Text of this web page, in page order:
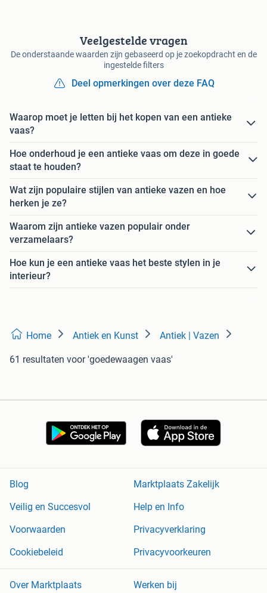
Veelgestelde vragen
De onderstaande waarden zijn gebaseerd op je zoekopdracht en de
ingestelde filters
Deel opmerkingen over deze FAQ
Waarop moet je letten bij het kopen van een antieke
vaas?
Hoe onderhoud je een antieke vaas om deze in goede
staat te houden?
Wat zijn populaire stijlen van antieke vazen en hoe
herken je ze?
Waarom zijn antieke vazen populair onder
verzamelaars?
Hoe kun je een antieke vaas het beste stylen in je
interieur?
Home Antiek en Kunst Antiek | Vazen
61 resultaten voor 'goedewaagen vaas'
Blog
Marktplaats Zakelijk
Veilig en Succesvol
Help en Info
Voorwaarden
Privacyverklaring
Cookiebeleid
Privacyvoorkeuren
Over Marktplaats Werken bij